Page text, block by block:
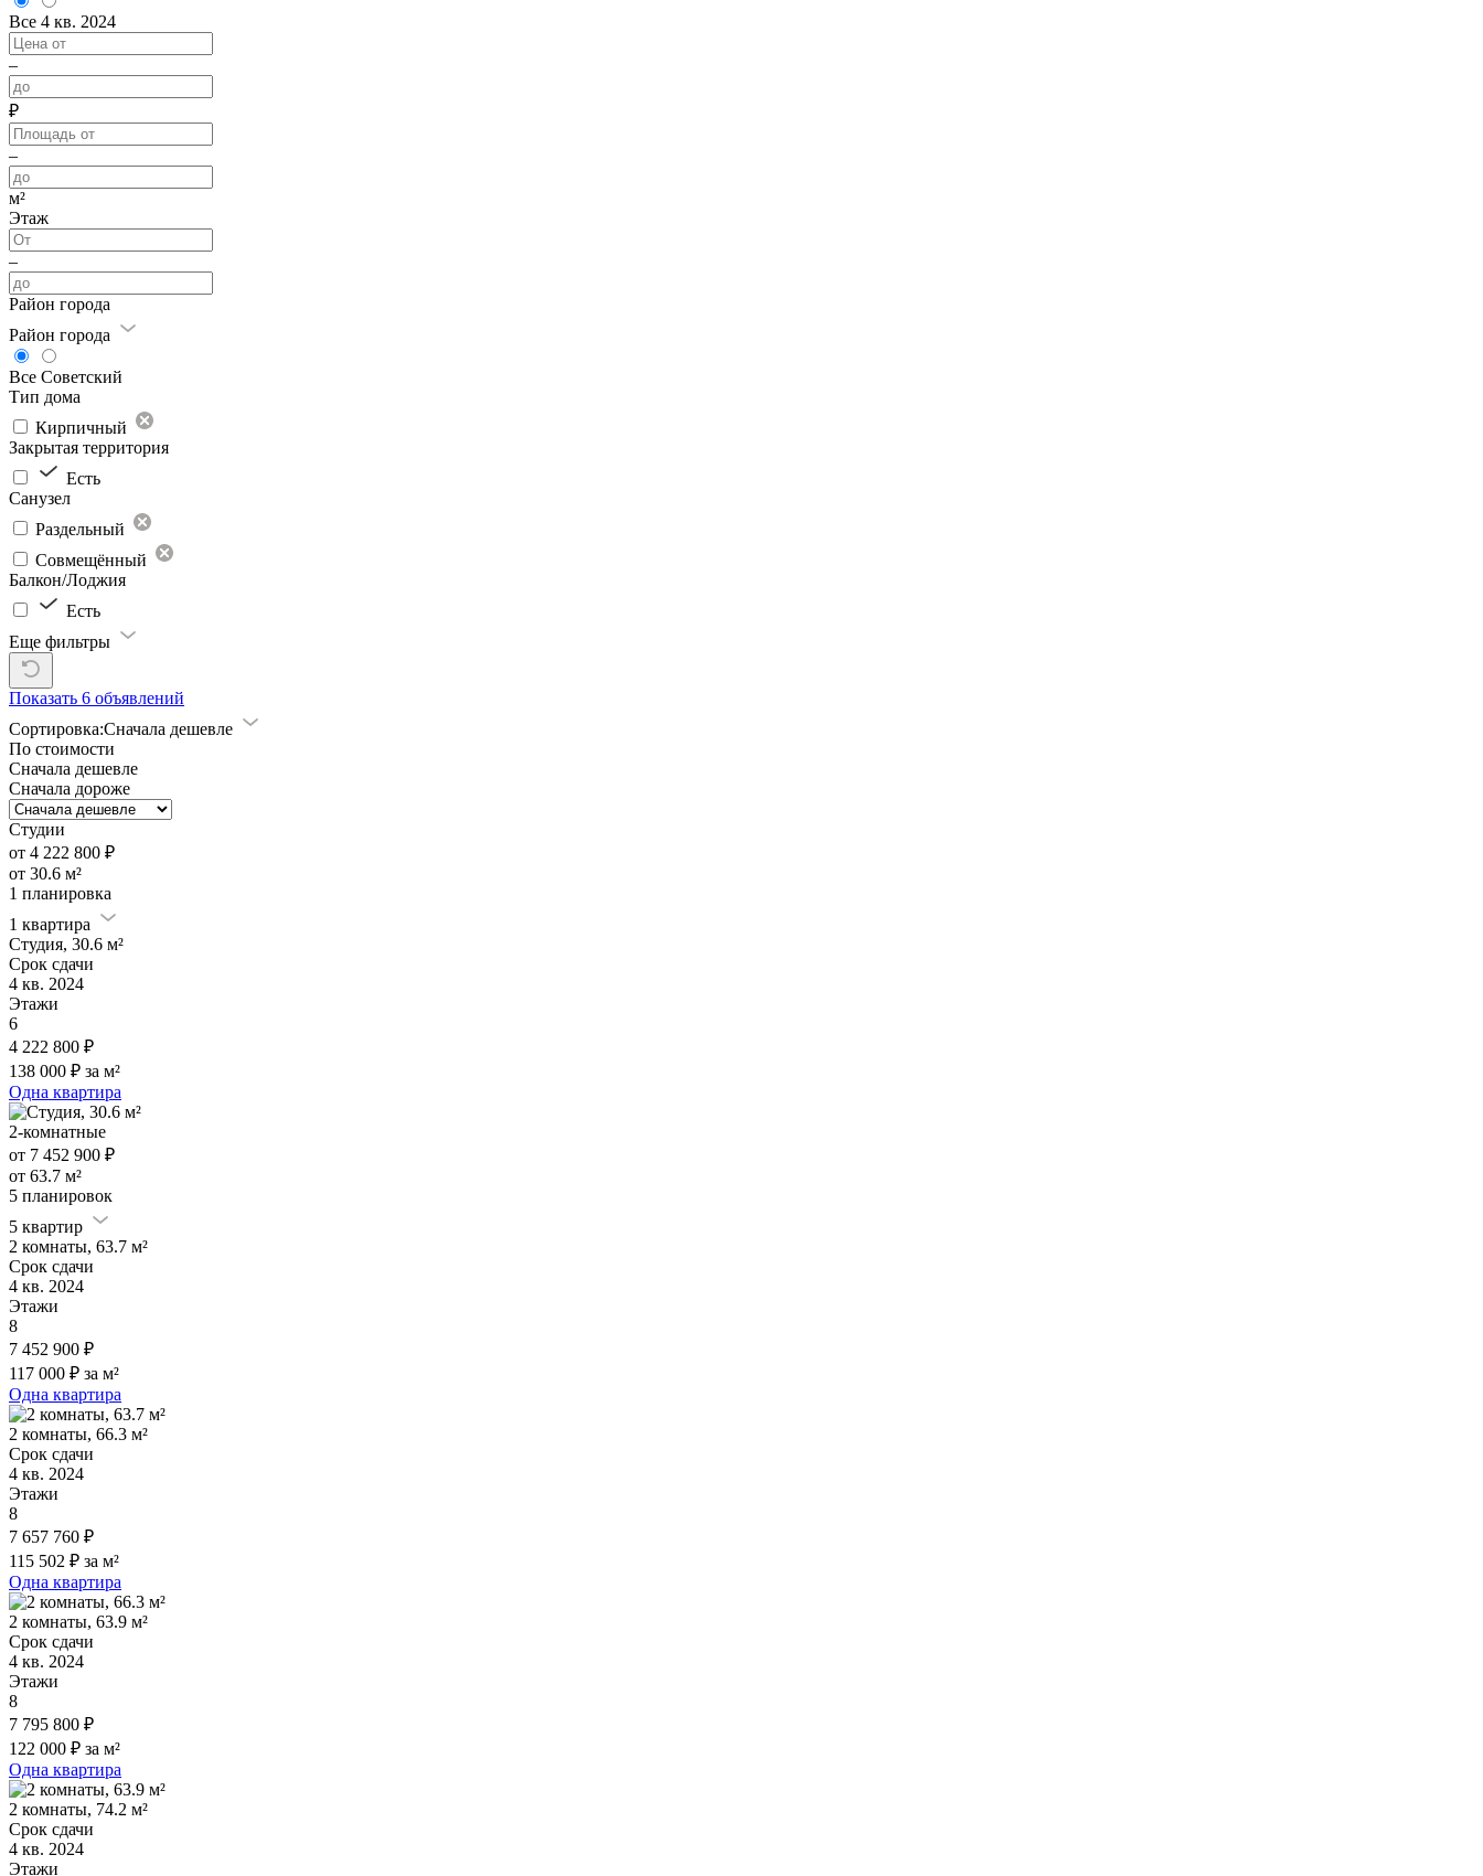
Все 4 кв. 2024
–
₽
–
м²
Этаж
–
Район города
Район города
Все Советский
Тип дома
Кирпичный
Закрытая территория
Есть
Санузел
Раздельный
Совмещённый
Балкон/Лоджия
Есть
Еще фильтры
Показать 6 объявлений
Сортировка:Сначала дешевле
По стоимости
Сначала дешевле
Сначала дороже
Студии
от 4 222 800 ₽
от 30.6 м²
1 планировка
1 квартира
Студия, 30.6 м²
Срок сдачи
4 кв. 2024
Этажи
6
4 222 800 ₽
138 000 ₽ за м²
Одна квартира
2-комнатные
от 7 452 900 ₽
от 63.7 м²
5 планировок
5 квартир
2 комнаты, 63.7 м²
Срок сдачи
4 кв. 2024
Этажи
8
7 452 900 ₽
117 000 ₽ за м²
Одна квартира
2 комнаты, 66.3 м²
Срок сдачи
4 кв. 2024
Этажи
8
7 657 760 ₽
115 502 ₽ за м²
Одна квартира
2 комнаты, 63.9 м²
Срок сдачи
4 кв. 2024
Этажи
8
7 795 800 ₽
122 000 ₽ за м²
Одна квартира
2 комнаты, 74.2 м²
Срок сдачи
4 кв. 2024
Этажи